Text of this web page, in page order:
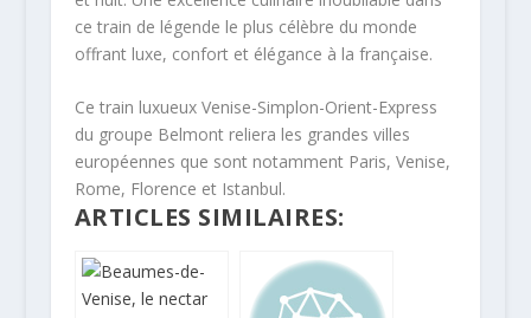
ce train de légende le plus célèbre du monde
offrant luxe, confort et élégance à la française.
Ce train luxueux Venise-Simplon-Orient-Express
du groupe Belmont reliera les grandes villes
européennes que sont notamment Paris, Venise,
Rome, Florence et Istanbul.
ARTICLES SIMILAIRES: